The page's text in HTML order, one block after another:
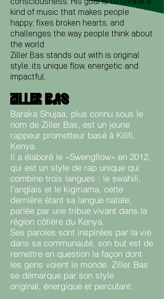
consciousness. His goal is to create a
kind of music that makes people
happy, fixes broken hearts, and
challenges the way people think about
the world.
Ziller Bas stands out with is original
style, its unique flow, energetic and
impactful.
ZILLER BAS
Baraka Shujaa, plus connu sous le
nom de Ziller Bas, est un jeune
rappeur prometteur basé à Kilifi,
Kenya.
Il a élaboré le «Swengflow» en 2012,
qui est un style de rap unique qui
combine trois langues : le swahili,
l’anglais et le kigiriama, cette
dernière étant sa langue natale,
parlée par une tribue vivant dans la
région côtière du Kenya.
Ses paroles sont inspirées par la vie
dans sa communauté, son but est de
remettre en question la façon dont
les gens voient le monde. Ziller Bas
se démarque par son style
original, énergique et percutant.